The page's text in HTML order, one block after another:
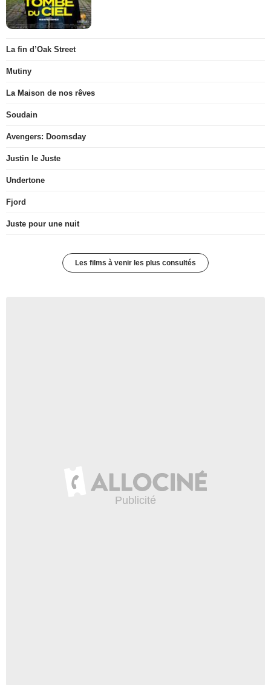
La fin d’Oak Street
Mutiny
La Maison de nos rêves
Soudain
Avengers: Doomsday
Justin le Juste
Undertone
Fjord
Juste pour une nuit
Les films à venir les plus consultés